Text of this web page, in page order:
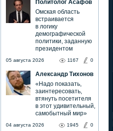
Политолог Асафов
Омская область
встраивается
в логику
демографической
политики, заданную
президентом
1167 0
05 августа 2026
Александр Тихонов
«Надо показать,
заинтересовать,
втянуть посетителя
в этот удивительный,
самобытный мир»
1945 0
04 августа 2026